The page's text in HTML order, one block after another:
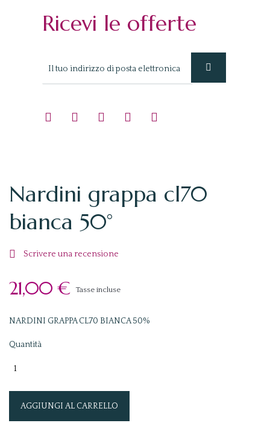
Ricevi le offerte
Nardini grappa cl70
bianca 50°
 Scrivere una recensione
21,00 € Tasse incluse
NARDINI GRAPPA CL70 BIANCA 50%
Quantità
AGGIUNGI AL CARRELLO